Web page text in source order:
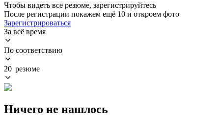
Чтобы видеть все резюме, зарегистрируйтесь
После регистрации покажем ещё 10 и откроем фото
Зарегистрироваться
За всё время
По соответствию
20 резюме
Ничего не нашлось